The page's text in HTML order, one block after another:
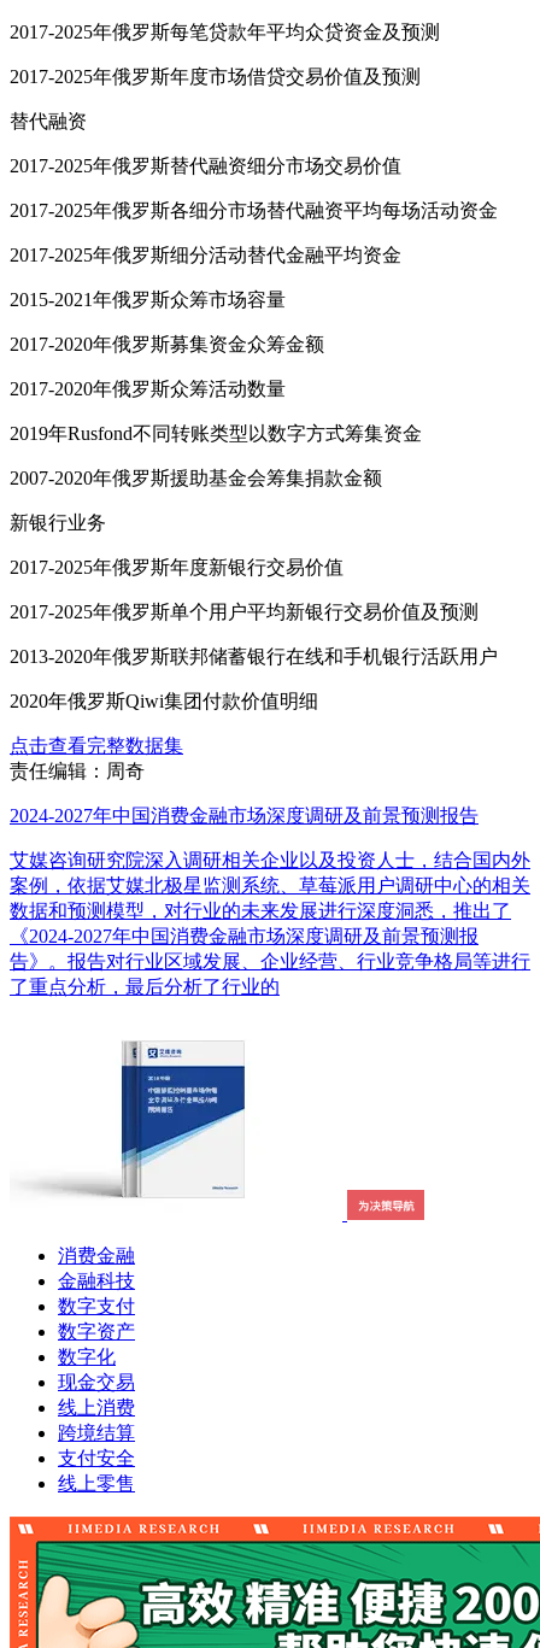
2017-2025年俄罗斯每笔贷款年平均众贷资金及预测
2017-2025年俄罗斯年度市场借贷交易价值及预测
替代融资
2017-2025年俄罗斯替代融资细分市场交易价值
2017-2025年俄罗斯各细分市场替代融资平均每场活动资金
2017-2025年俄罗斯细分活动替代金融平均资金
2015-2021年俄罗斯众筹市场容量
2017-2020年俄罗斯募集资金众筹金额
2017-2020年俄罗斯众筹活动数量
2019年Rusfond不同转账类型以数字方式筹集资金
2007-2020年俄罗斯援助基金会筹集捐款金额
新银行业务
2017-2025年俄罗斯年度新银行交易价值
2017-2025年俄罗斯单个用户平均新银行交易价值及预测
2013-2020年俄罗斯联邦储蓄银行在线和手机银行活跃用户
2020年俄罗斯Qiwi集团付款价值明细
点击查看完整数据集
责任编辑：周奇
2024-2027年中国消费金融市场深度调研及前景预测报告
艾媒咨询研究院深入调研相关企业以及投资人士，结合国内外
案例，依据艾媒北极星监测系统、草莓派用户调研中心的相关
数据和预测模型，对行业的未来发展进行深度洞悉，推出了
《2024-2027年中国消费金融市场深度调研及前景预测报
告》。报告对行业区域发展、企业经营、行业竞争格局等进行
了重点分析，最后分析了行业的
消费金融
金融科技
数字支付
数字资产
数字化
现金交易
线上消费
跨境结算
支付安全
线上零售